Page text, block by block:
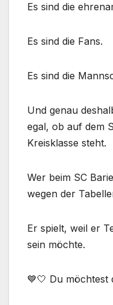
Es sind die
Es sind die Fans.
Es sind die
Und genau
egal, ob auf dem
Kreisklasse steht.
Wer beim SC
wegen der
Er spielt, weil er
sein möchte.
💙🤍 Du möchtest